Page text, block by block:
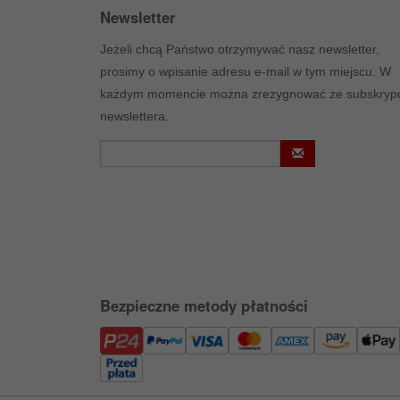
Newsletter
Jeżeli chcą Państwo otrzymywać nasz newsletter,
prosimy o wpisanie adresu e-mail w tym miejscu. W
każdym momencie można zrezygnować ze
newslettera.
Bezpieczne metody płatności